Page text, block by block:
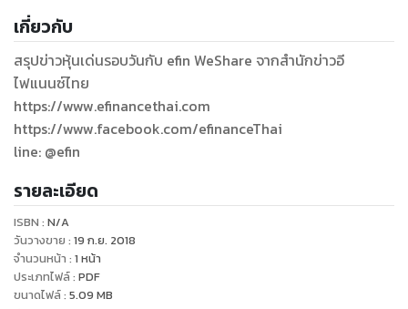
เกี่ยวกับ
สรุปข่าวหุ้นเด่นรอบวันกับ efin WeShare จากสำนักข่าวอี
ไฟแนนซ์ไทย
https://www.efinancethai.com
https://www.facebook.com/efinanceThai
รายละเอียด
ISBN : N/A
วันวางขาย : 19 ก.ย. 2018
จำนวนหน้า : 1 หน้า
ประเภทไฟล์: PDF
ขนาดไฟล์: 5.09 MB